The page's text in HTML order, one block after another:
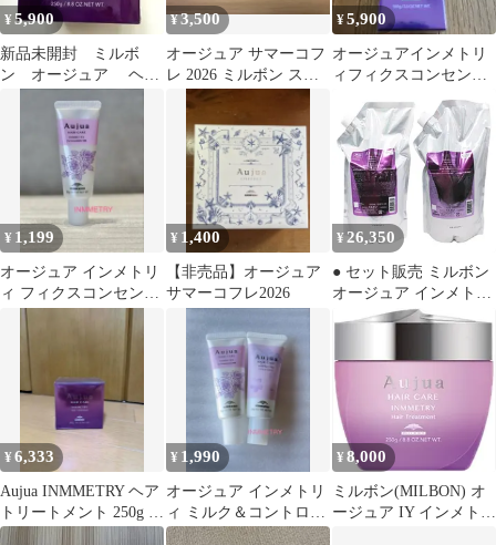
¥5,900
新品未開封 ミルボ
ン オージュア ヘア
¥3,500
オージュア サマーコフ
レ 2026 ミルボン ステ
ンレス製タンブラー
¥5,900
オージュアインメトリ
ィフィクスコンセント
レートミルク 100g
¥ 1,199
オージュア インメトリ
ィ フィクスコンセント
レート ミルク20g お試
¥ 1,400
【非売品】オージュア
サマーコフレ2026
¥26,350
● セット販売 ミルボン
オージュア インメトリ
ィ シャンプー 1000ml +
1000g 詰め替え レフィ
ル 美容室専売 サロン専
売 IY Aujua MILBON
¥6,333
Aujua INMMETRY ヘア
トリートメント 250g 新
品未開封
¥ 1,990
オージュア インメトリ
ィ ミルク＆コントロー
ルクリーム 2種類 お試
¥ 8,000
ミルボン(MILBON) オ
ージュア IY インメトリ